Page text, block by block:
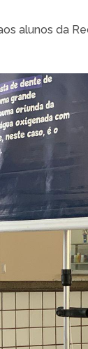
alunos da